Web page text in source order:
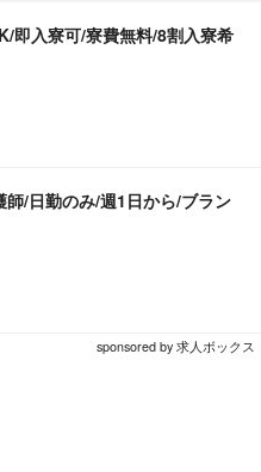
即入寮可/寮費無料/8割入寮希
/日勤のみ/週1日から/ブラン
sponsored by 求人ボックス